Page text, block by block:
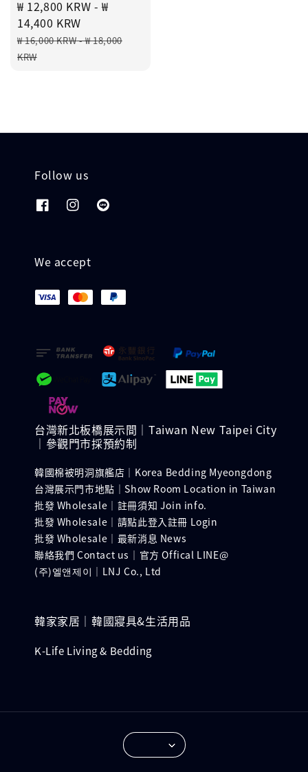
Sale
price
₩ 12,800 KRW -₩
14,400 KRW
Regular
price
₩ 16,000 KRW-₩ 18,000
KRW
Follow us
We accept
台灣新北板橋展示間｜Taiwan New Taipei City
｜參觀門市採預約制
韓國棉被明洞旗艦店｜Korea Bedding Myeongdong
台灣展示門市地點｜Show Room Location in Taiwan
批發 Wholesale｜註冊須知 Join info.
批發 Wholesale｜請點此登入註冊 Login
批發 Wholesale｜最新消息 News
聯絡我們 Contact us｜官方 Offical LINE@
(주)엘앤제이｜LNJ Co., Ltd
韓家家居｜韓國寢具&生活用品
K-Life Living & Bedding